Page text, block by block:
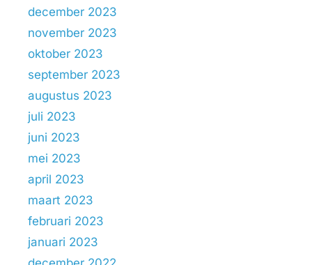
december 2023
november 2023
oktober 2023
september 2023
augustus 2023
juli 2023
juni 2023
mei 2023
april 2023
maart 2023
februari 2023
januari 2023